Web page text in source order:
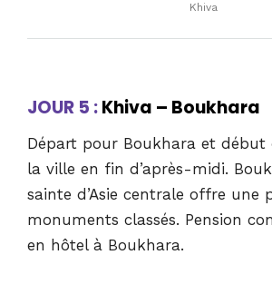
Khiva
JOUR 5 :Khiva – Boukhara
Départ pour Boukhara et début
la ville en fin d’après-midi.
sainte d’Asie centrale offre une
monuments classés. Pension
en hôtel à Boukhara.